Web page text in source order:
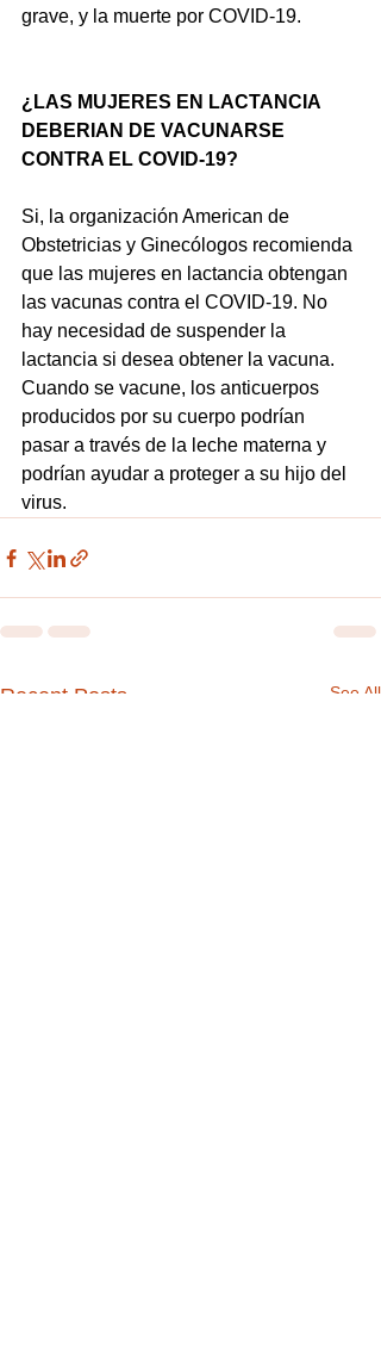
grave, y la muerte por COVID-19.
¿LAS MUJERES EN LACTANCIA
DEBERIAN DE VACUNARSE
CONTRA EL COVID-19?
Si, la organización American de
Obstetricias y Ginecólogos recomienda
que las mujeres en lactancia obtengan
las vacunas contra el COVID-19. No
hay necesidad de suspender la
lactancia si desea obtener la vacuna.
Cuando se vacune, los anticuerpos
producidos por su cuerpo podrían
pasar a través de la leche materna y
podrían ayudar a proteger a su hijo del
virus.
Recent Posts See All